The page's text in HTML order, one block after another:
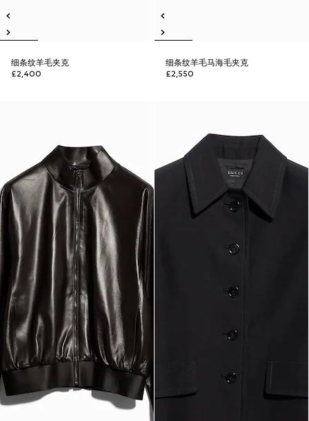
细条纹羊毛夹克
£2,400
细条纹羊毛马海毛夹克
£2,550